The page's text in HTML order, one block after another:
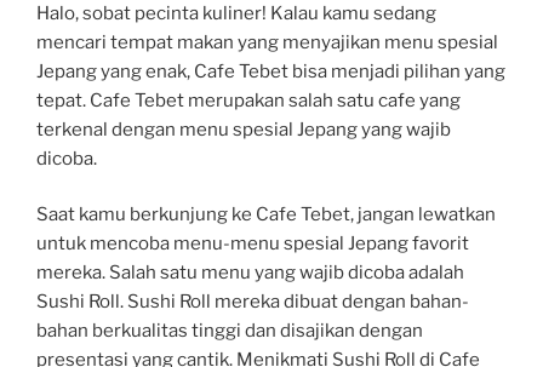
Halo, sobat pecinta kuliner! Kalau kamu sedang
mencari tempat makan yang menyajikan menu spesial
Jepang yang enak, Cafe Tebet bisa menjadi pilihan yang
tepat. Cafe Tebet merupakan salah satu cafe yang
terkenal dengan menu spesial Jepang yang wajib
dicoba.
Saat kamu berkunjung ke Cafe Tebet, jangan lewatkan
untuk mencoba menu-menu spesial Jepang favorit
mereka. Salah satu menu yang wajib dicoba adalah
Sushi Roll. Sushi Roll mereka dibuat dengan bahan-
bahan berkualitas tinggi dan disajikan dengan
presentasi yang cantik. Menikmati Sushi Roll di Cafe